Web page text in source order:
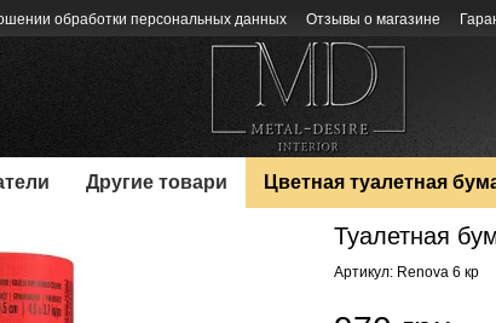
обработки персональных данных Отзывы о магазине
Другие товари Цветная туалетная
Туалетная
Артикул: Renova 6 кр